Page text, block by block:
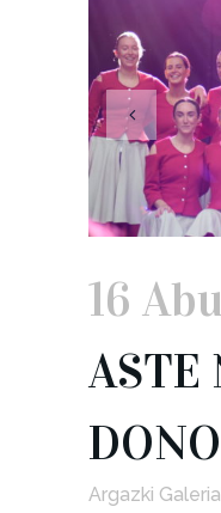
16 Abu
ASTE
Argazki